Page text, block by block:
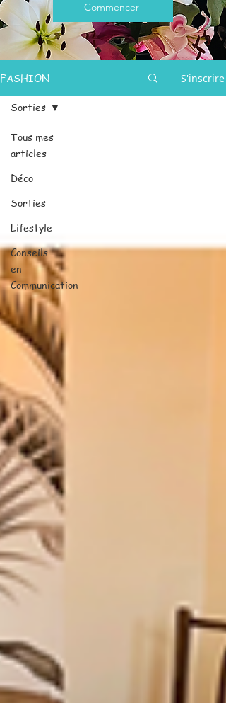
Commencer
FASHION S'inscrire
Tous mes
articles
Déco
Sorties
Lifestyle
Conseils
en
Communication
Sorties